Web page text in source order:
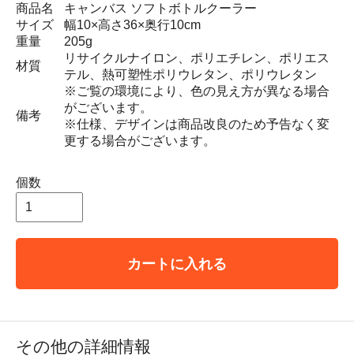
商品名
キャンバス ソフトボトルクーラー
サイズ
幅10×高さ36×奥行10cm
重量
205g
材質
リサイクルナイロン、ポリエチレン、ポリエス
テル、熱可塑性ポリウレタン、ポリウレタン
備考
※ご覧の環境により、色の見え方が異なる場合
がございます。
※仕様、デザインは商品改良のため予告なく変
更する場合がございます。
個数
カートに入れる
その他の詳細情報